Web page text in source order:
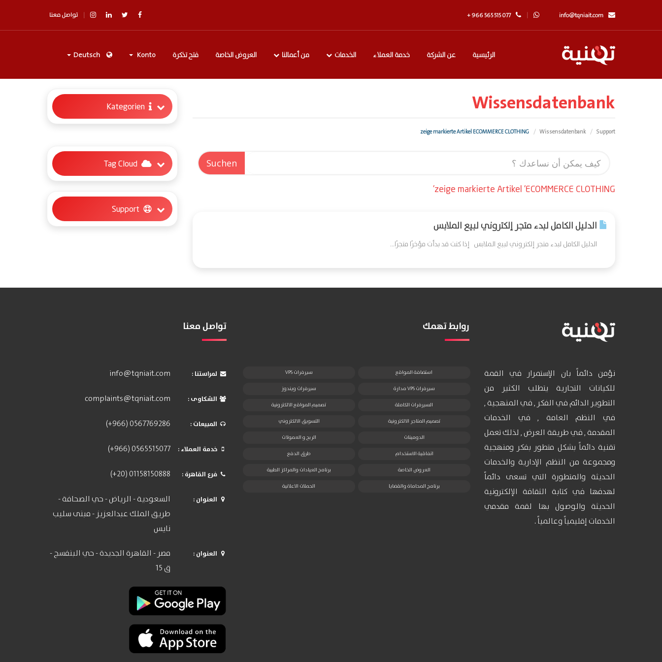
info@tqniait.com
+ 966 565 515 077 تواصل معنا
الرئيسية عن الشركة خدمة العملاء الخدمات من أعمالنا العروض الخاصة فتح تذكرة Konto
Wissensdatenbank
Support
Wissensdatenbank
zeige markierte Artikel 'ECOMMERCE CLOTHING'
الدليل الكامل لبدء متجر إلكتروني لبيع الملابس
الدليل الكامل لبدء متجر إلكتروني لبيع الملابس إذا كنت قد بدأت مؤخرًا متجرًا...
نؤمن دائماً بان الإستمرار في القمة
للكيانات التجارية يتطلب الكثير من
التطوير الدائم في الفكر , في المنهجية ,
في النظم العامة , في الخدمات
المقدمة , في طريقة العرض , لذلك تعمل
تقنية دائماً بشكل متطور بفكر ومنهجية
ومجموعة من النظم الإدارية والخدمات
الحديثة والمتطورة التي تسعى دائماً
لهدفها في كتابة الثقافة الإلكترونية
الحديثة والوصول بها لقمة مقدمي
الخدمات إقليمياً وعالمياً .
روابط تهمك
استضافة المواقع سيرفرات VPS
سيرفرات VPS مدارة سيرفرات ويندوز
السيرفرات الكاملة تصميم المواقع الالكترونية
تصميم المتاجر الالكترونية التسويق الالكتروني
الدومينات الربح و العمولات
اتفاقية الاستخدام طرق الدفع
العروض الخاصة برنامج العيادات والمراكز الطبية
برنامج المحاماة والقضايا الحملات الاعلانية
تواصل معنا
: لمراستنا info@tqniait.com
: الشكاوى complaints@tqniait.com
: المبيعات (+966) 0567769286
: خدمة العملاء (+966) 0565515077
: فرع القاهرة (+20) 01158150888
: العنوان
السعودية - الرياض - حي الصحافة -
طريق الملك عبدالعزيز - مبنى سليب
نايس
: العنوان
مصر - القاهرة الجديدة - حي البنفسج -
ق 15